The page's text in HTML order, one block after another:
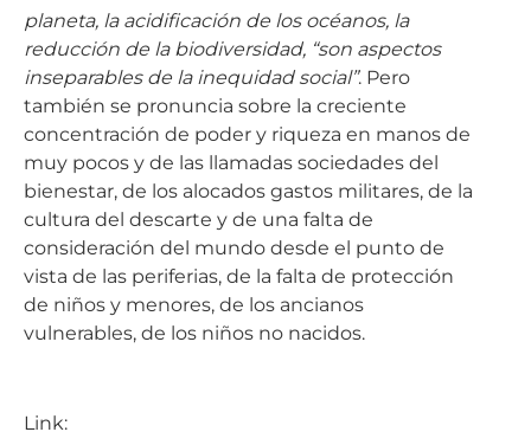
reducción de la biodiversidad, “son aspectos
inseparables de la inequidad social” . Pero
también se pronuncia sobre la creciente
concentración de poder y riqueza en manos de
muy pocos y de las llamadas sociedades del
bienestar, de los alocados gastos militares, de la
cultura del descarte y de una falta de
consideración del mundo desde el punto de
vista de las periferias, de la falta de protección
de niños y menores, de los ancianos
vulnerables, de los niños no nacidos.
https://www.vaticannews.va/es/papa/news/2019-